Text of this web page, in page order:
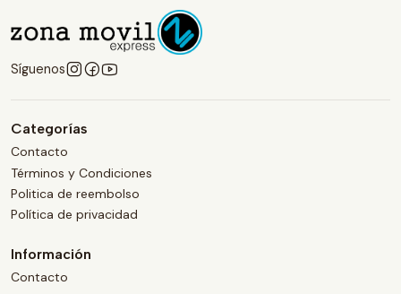
Síguenos
Categorías
Contacto
Términos y Condiciones
Politica de reembolso
Política de privacidad
Información
Contacto